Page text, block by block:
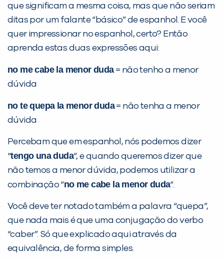
que significam a mesma coisa, mas que não seriam
ditas por um falante “básico” de espanhol. E você
quer impressionar no espanhol, certo? Então
aprenda estas duas expressões aqui:
no me cabe la menor duda= não tenho a menor
dúvida
no te quepa la menor duda= não tenha a menor
dúvida
Percebam que em espanhol, nós podemos dizer
“tengo una duda“, e quando queremos dizer que
não temos a menor dúvida, podemos utilizar a
combinação “no me cabe la menor duda“.
Você deve ter notado também a palavra “quepa”,
que nada mais é que uma conjugação do verbo
“caber”. Só que explicado aqui através da
equivalência, de forma simples.
já vamos te colocar em contato
com a: